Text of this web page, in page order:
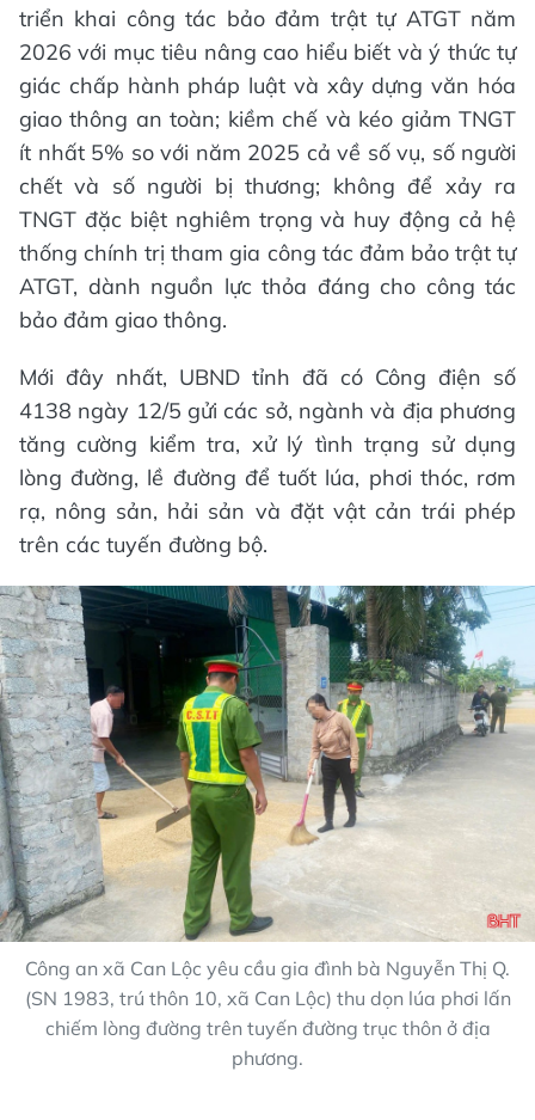
triển khai công tác bảo đảm trật tự ATGT năm
2026 với mục tiêu nâng cao hiểu biết và ý thức tự
giác chấp hành pháp luật và xây dựng văn hóa
giao thông an toàn; kiềm chế và kéo giảm TNGT
ít nhất 5% so với năm 2025 cả về số vụ, số người
chết và số người bị thương; không để xảy ra
TNGT đặc biệt nghiêm trọng và huy động cả hệ
thống chính trị tham gia công tác đảm bảo trật tự
ATGT, dành nguồn lực thỏa đáng cho công tác
bảo đảm giao thông.
Mới đây nhất, UBND tỉnh đã có Công điện số
4138 ngày 12/5 gửi các sở, ngành và địa phương
tăng cường kiểm tra, xử lý tình trạng sử dụng
lòng đường, lề đường để tuốt lúa, phơi thóc, rơm
rạ, nông sản, hải sản và đặt vật cản trái phép
trên các tuyến đường bộ.
Công an xã Can Lộc yêu cầu gia đình bà Nguyễn Thị Q.
(SN 1983, trú thôn 10, xã Can Lộc) thu dọn lúa phơi lấn
chiếm lòng đường trên tuyến đường trục thôn ở địa
phương.